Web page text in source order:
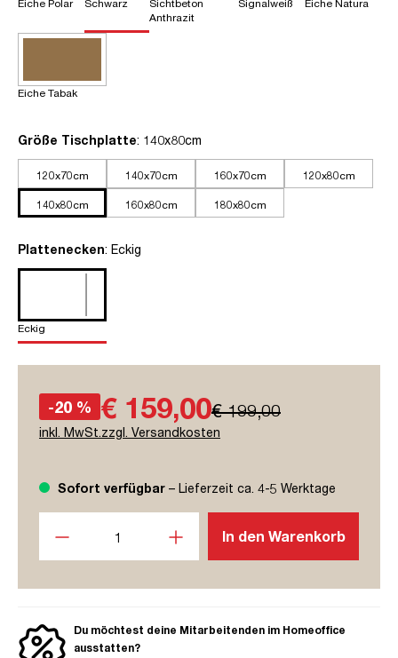
Eiche Polar Schwarz
Sichtbeton
Anthrazit
Signalweiß Eiche Natura
Eiche Tabak
Größe Tischplatteauswählen
: 140x80cm
120x70cm 140x70cm 160x70cm 120x80cm
140x80cm 160x80cm 180x80cm
Platteneckenauswählen
: Eckig
Eckig
-20 % € 159,00€ 199,00
inkl. MwSt.zzgl. Versandkosten
Sofort verfügbar – Lieferzeit ca. 4-5 Werktage
In den Warenkorb
Du möchtest deine Mitarbeitenden im Homeoffice
ausstatten?